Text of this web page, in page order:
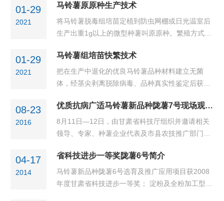
循环多批次收获。具有高产，高品质，低成本的特
点。单株结薯数可达30～80粒，是基质法繁育原原
种（2～3粒）20～30倍。
01-29
2021
马铃薯原原种生产技术
将马铃薯脱毒组培苗定植到防虫网棚或日光温室后
生产出重1g以上的微型种薯叫原原种。繁殖方式有
和椰糠等，铺设厚度6～8cm，适宜的PH值为6～
7；脱毒组培苗定植密度160～220株／㎡，营养液
以MS培养基大量和微量元素为主，温度保持15～
01-29
2021
马铃薯组培苗快繁技术
把在生产中退化的优良马铃薯品种材料建立无菌
体，经茎尖剥离脱除病毒、品种真实性鉴定后获得
基础苗剪成带1～2个叶片的茎段扦插于快繁培养基
上，在灯光或自然光照下扩繁生产
08-23
2016
优质抗病广适马铃薯新品种陇薯7号现场观摩会
8月11日—12日，由甘肃省科技厅组织并邀请相关
领导、专家、种薯企业代表及市县农技推广部门负
病广适马铃薯新品种陇薯7号，在渭源县、宕昌县
进行了现场观摩。科技厅副厅...
04-17
2014
省科技进步一等奖陇薯6号简介
马铃薯新品种陇薯6号选育及推广应用项目获2008
年度甘肃省科技进步一等奖； 淀粉及全粉加工型马